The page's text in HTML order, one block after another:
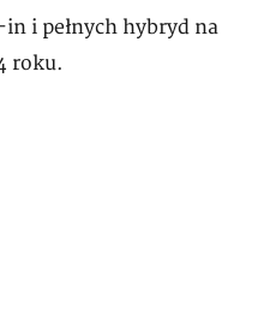
i pełnych hybryd na
roku.